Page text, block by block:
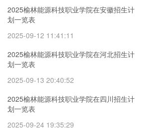
2025榆林能源科技职业学院在安徽招生计
划一览表
2025-09-12 11:41:11
2025榆林能源科技职业学院在河北招生计
划一览表
2025-09-13 20:40:52
2025榆林能源科技职业学院在四川招生计
划一览表
2025-09-24 19:35:29